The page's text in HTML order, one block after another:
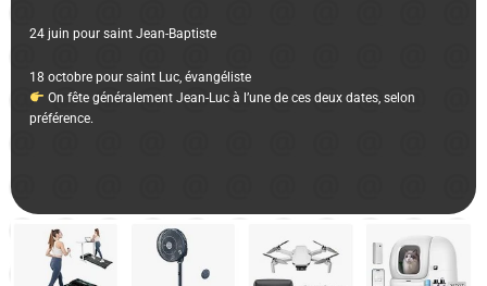
24 juin pour saint Jean-Baptiste
18 octobre pour saint Luc, évangéliste
On fête généralement Jean-Luc à l’une de ces deux dates, selon
préférence.